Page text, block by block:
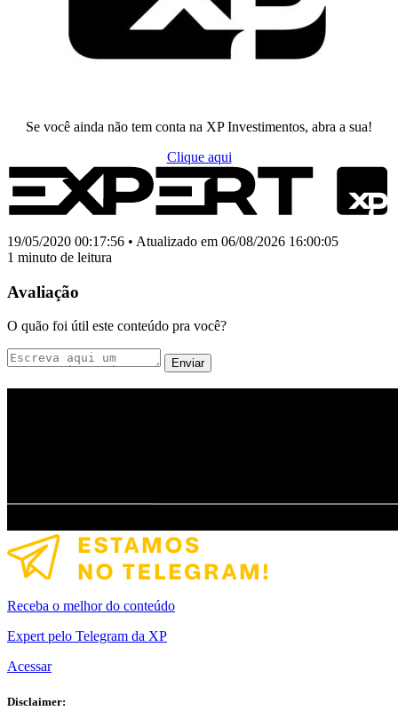
Se você ainda não tem conta na XP Investimentos, abra a sua!
Clique aqui
19/05/2020 00:17:56 • Atualizado em 06/08/2026 16:00:05
1 minuto de leitura
Avaliação
O quão foi útil este conteúdo pra você?
Enviar
Receba o melhor do conteúdo
Expert pelo Telegram da XP
Acessar
Disclaimer: